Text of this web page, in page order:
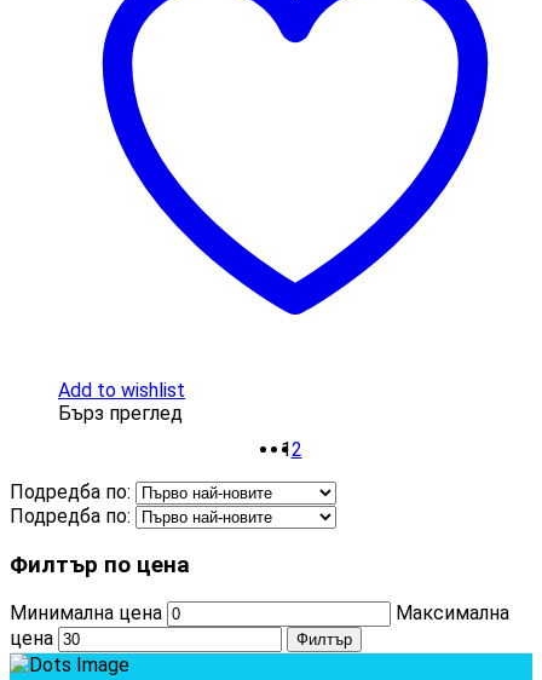
Add to wishlist
Бърз преглед
12
Подредба по:
Подредба по:
Филтър по цена
Минимална цена
Максимална
цена
Филтър